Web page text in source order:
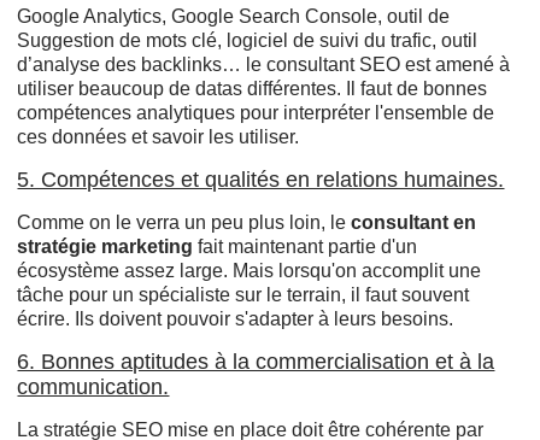
Google Analytics, Google Search Console, outil de
Suggestion de mots clé, logiciel de suivi du trafic, outil
d’analyse des backlinks… le consultant SEO est amené à
utiliser beaucoup de datas différentes. Il faut de bonnes
compétences analytiques pour interpréter l'ensemble de
ces données et savoir les utiliser.
5. Compétences et qualités en relations humaines.
Comme on le verra un peu plus loin, le consultant en
stratégie marketingfait maintenant partie d'un
écosystème assez large. Mais lorsqu'on accomplit une
tâche pour un spécialiste sur le terrain, il faut souvent
écrire. Ils doivent pouvoir s'adapter à leurs besoins.
6. Bonnes aptitudes à la commercialisation et à la
communication.
La stratégie SEO mise en place doit être cohérente par